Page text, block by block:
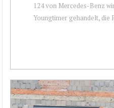
124 von Mercedes-Benz
Youngtimer gehandelt, die